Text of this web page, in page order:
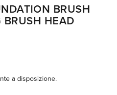
BRUSH
BRUSH HEAD
a disposizione.